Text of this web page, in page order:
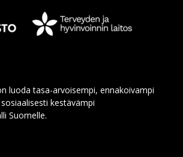
luoda tasa-arvoisempi, ennakoivampi
kestävämpi
Suomelle.